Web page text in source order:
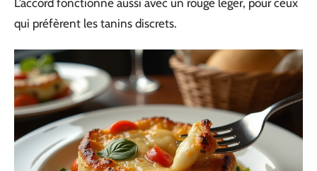
qui préfèrent les tanins discrets.